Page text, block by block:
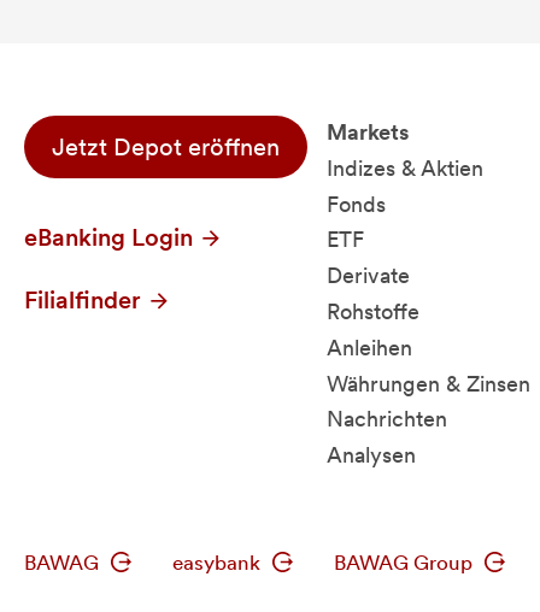
Jetzt Depot eröffnen
eBanking Login
Filialfinder
Markets
Indizes & Aktien
Fonds
ETF
Derivate
Rohstoffe
Anleihen
Währungen & Zinsen
Nachrichten
Analysen
BAWAG easybank BAWAG Group